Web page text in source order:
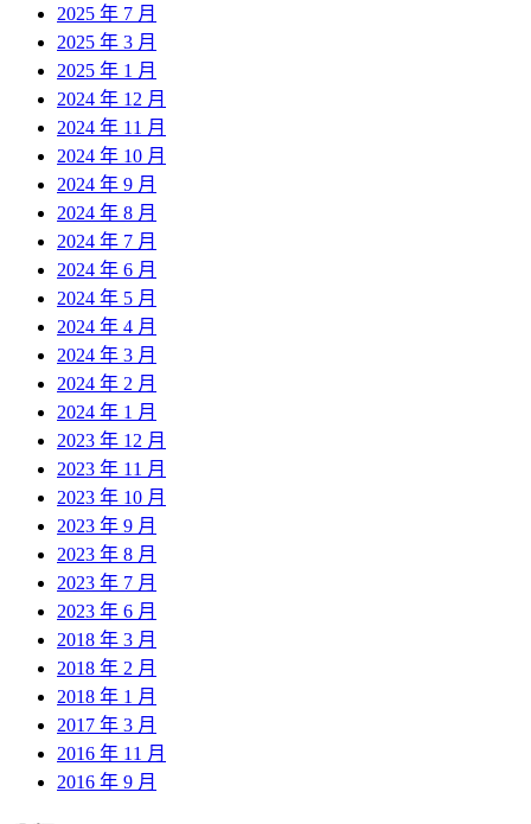
2025 年 7 月
2025 年 3 月
2025 年 1 月
2024 年 12 月
2024 年 11 月
2024 年 10 月
2024 年 9 月
2024 年 8 月
2024 年 7 月
2024 年 6 月
2024 年 5 月
2024 年 4 月
2024 年 3 月
2024 年 2 月
2024 年 1 月
2023 年 12 月
2023 年 11 月
2023 年 10 月
2023 年 9 月
2023 年 8 月
2023 年 7 月
2023 年 6 月
2018 年 3 月
2018 年 2 月
2018 年 1 月
2017 年 3 月
2016 年 11 月
2016 年 9 月